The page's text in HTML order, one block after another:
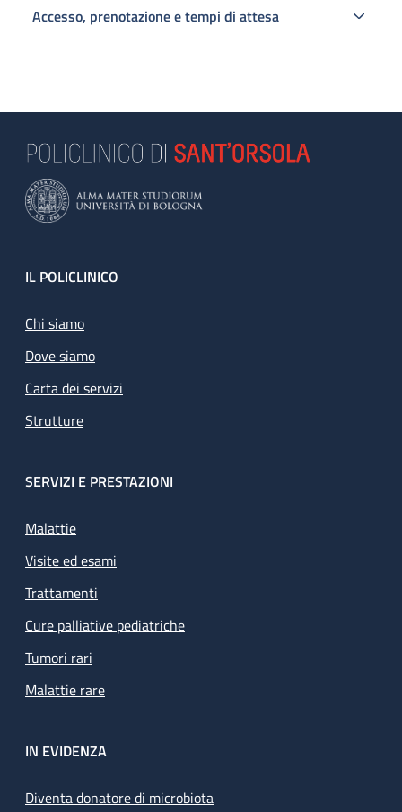
Accesso, prenotazione e tempi di attesa
Footer
IL POLICLINICO
Chi siamo
Dove siamo
Carta dei servizi
Strutture
SERVIZI E PRESTAZIONI
Malattie
Visite ed esami
Trattamenti
Cure palliative pediatriche
Tumori rari
Malattie rare
IN EVIDENZA
Diventa donatore di microbiota